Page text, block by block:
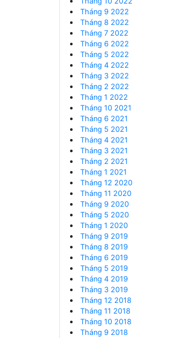
Tháng 9 2022
Tháng 8 2022
Tháng 7 2022
Tháng 6 2022
Tháng 5 2022
Tháng 4 2022
Tháng 3 2022
Tháng 2 2022
Tháng 1 2022
Tháng 10 2021
Tháng 6 2021
Tháng 5 2021
Tháng 4 2021
Tháng 3 2021
Tháng 2 2021
Tháng 1 2021
Tháng 12 2020
Tháng 11 2020
Tháng 9 2020
Tháng 5 2020
Tháng 1 2020
Tháng 9 2019
Tháng 8 2019
Tháng 6 2019
Tháng 5 2019
Tháng 4 2019
Tháng 3 2019
Tháng 12 2018
Tháng 11 2018
Tháng 10 2018
Tháng 9 2018